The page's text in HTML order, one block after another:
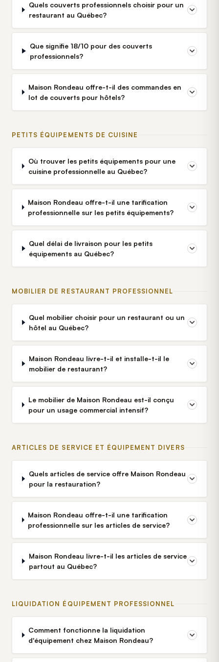
Quels couverts professionnels choisir pour un
restaurant au Québec?
Que signifie 18/10 pour des couverts
professionnels?
Maison Rondeau offre-t-il des commandes en
lot de couverts pour hôtels?
PETITS ÉQUIPEMENTS DE CUISINE
Où trouver les petits équipements pour une
cuisine professionnelle au Québec?
Maison Rondeau offre-t-il une tarification
professionnelle sur les petits équipements?
Quel délai de livraison pour les petits
équipements au Québec?
MOBILIER DE RESTAURANT PROFESSIONNEL
Quel mobilier choisir pour un restaurant ou un
hôtel au Québec?
Maison Rondeau livre-t-il et installe-t-il le
mobilier de restaurant?
Le mobilier de Maison Rondeau est-il conçu
pour un usage commercial intensif?
ARTICLES DE SERVICE ET ÉQUIPEMENT DIVERS
Quels articles de service offre Maison Rondeau
pour la restauration?
Maison Rondeau offre-t-il une tarification
professionnelle sur les articles de service?
Maison Rondeau livre-t-il les articles de service
partout au Québec?
LIQUIDATION ÉQUIPEMENT PROFESSIONNEL
Comment fonctionne la liquidation
d'équipement chez Maison Rondeau?